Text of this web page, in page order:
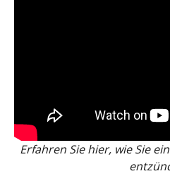
Erfahren Sie hier, wie Sie